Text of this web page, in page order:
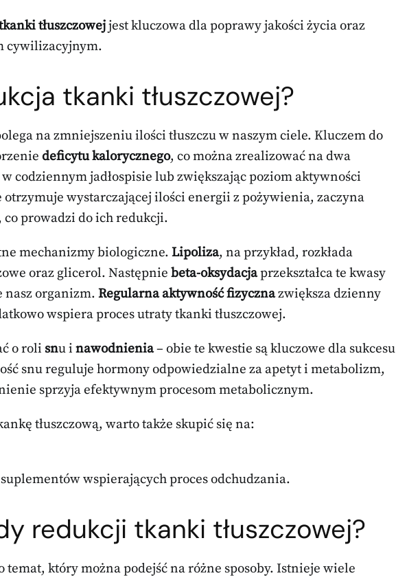
tłuszczowejjest kluczowa dla poprawy jakości życia oraz
cywilizacyjnym.
tkanki tłuszczowej?
na zmniejszeniu ilości tłuszczu w naszym ciele. Kluczem do
deficytu kalorycznego, co można zrealizować na dwa
codziennym jadłospisie lub zwiększając poziom aktywności
wystarczającej ilości energii z pożywienia, zaczyna
co prowadzi do ich redukcji.
mechanizmy biologiczne. Lipoliza, na przykład, rozkłada
oraz glicerol. Następnie beta-oksydacjaprzekształca te kwasy
nasz organizm. Regularna aktywność fizycznazwiększa dzienny
wspiera proces utraty tkanki tłuszczowej.
o roli snu i nawodnienia– obie te kwestie są kluczowe dla sukcesu
snu reguluje hormony odpowiedzialne za apetyt i metabolizm,
sprzyja efektywnym procesom metabolicznym.
tłuszczową, warto także skupić się na:
wspierających proces odchudzania.
redukcji tkanki tłuszczowej?
temat, który można podejść na różne sposoby. Istnieje wiele